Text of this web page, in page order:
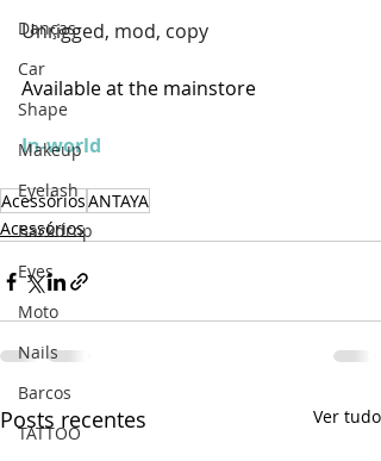
Danças
Car
Shape
Makeup
Eyelash
Backdrop
Eyes
Moto
Nails
Barcos
TATTOO
Unrigged, mod, copy
Available at the mainstore
In-world
AcessóriosANTAYA
Acessórios
Posts recentes Ver tudo